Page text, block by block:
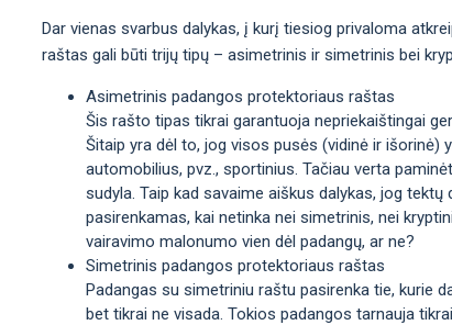
Dar vienas svarbus dalykas, į kurį tiesiog privaloma
raštas gali būti trijų tipų – asimetrinis ir simetrinis bei
Asimetrinis padangos protektoriaus raštas
Šis rašto tipas tikrai garantuoja nepriekaištingai
Šitaip yra dėl to, jog visos pusės (vidinė ir
automobilius, pvz., sportinius. Tačiau verta
sudyla. Taip kad savaime aiškus dalykas, jog
pasirenkamas, kai netinka nei simetrinis, nei
vairavimo malonumo vien dėl padangų, ar ne?
Simetrinis padangos protektoriaus raštas
Padangas su simetriniu raštu pasirenka tie, kurie
bet tikrai ne visada. Tokios padangos tarnauja